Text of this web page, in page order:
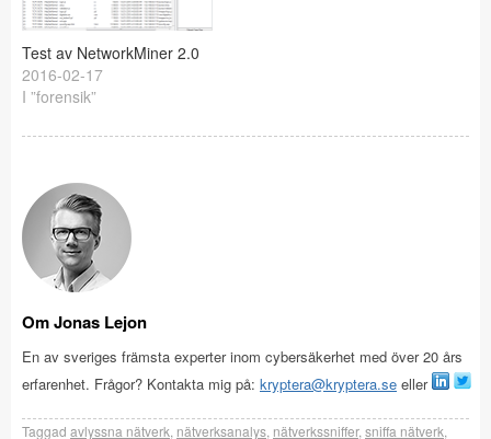
Test av NetworkMiner 2.0
2016-02-17
I ”forensik”
Om Jonas Lejon
En av sveriges främsta experter inom cybersäkerhet med över 20 års
erfarenhet. Frågor? Kontakta mig på: kryptera@kryptera.se eller
Taggad avlyssna nätverk nätverksanalys nätverkssniffer, sniffa nätverk